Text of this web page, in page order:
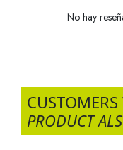
No hay
PRODUCT